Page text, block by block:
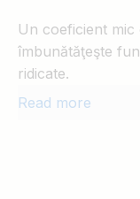
Orion
SmartShunt
Un coeficient
îmbunătăţeşte
ridicate.
Performante
Read more